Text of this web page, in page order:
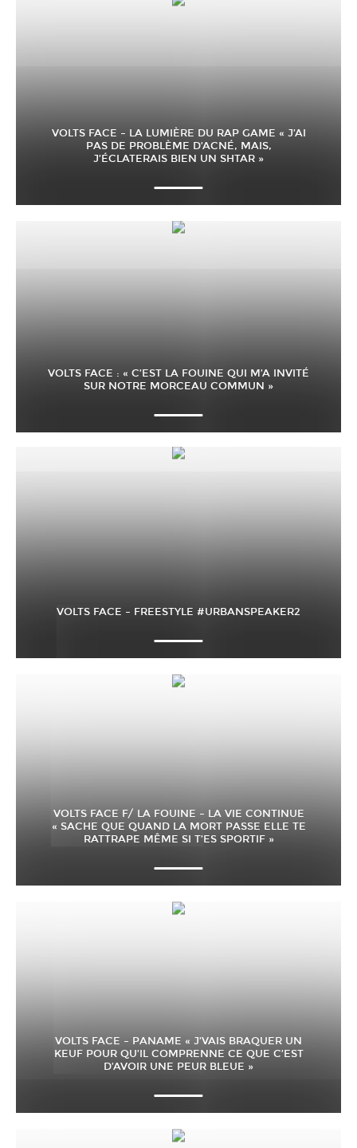
VOLTS FACE – LA LUMIÈRE DU RAP GAME « J’AI
PAS DE PROBLÈME D’ACNÉ, MAIS,
J’ÉCLATERAIS BIEN UN SHTAR »
VOLTS FACE : « C’EST LA FOUINE QUI M’A INVITÉ
SUR NOTRE MORCEAU COMMUN »
VOLTS FACE – FREESTYLE #URBANSPEAKER2
VOLTS FACE F/ LA FOUINE – LA VIE CONTINUE
« SACHE QUE QUAND LA MORT PASSE ELLE TE
RATTRAPE MÊME SI T’ES SPORTIF »
VOLTS FACE – PANAME « J’VAIS BRAQUER UN
KEUF POUR QU’IL COMPRENNE CE QUE C’EST
D’AVOIR UNE PEUR BLEUE »